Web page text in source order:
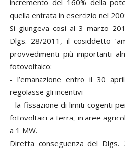
incremento del 160% della
quella entrata in esercizio nel
Si giungeva così al 3 marzo
Dlgs. 28/2011, il cosiddetto
provvedimenti più importanti
fotovoltaico:
- l’emanazione entro il 30
regolasse gli incentivi;
- la fissazione di limiti cogenti
fotovoltaici a terra, in aree
a 1 MW.
Diretta conseguenza del